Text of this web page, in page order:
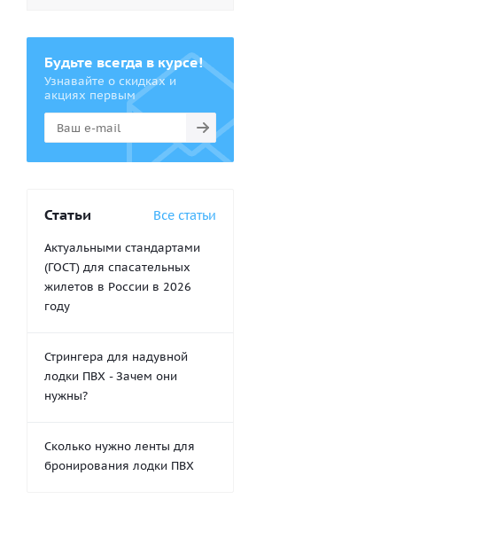
Будьте всегда в курсе!
Узнавайте о скидках и
акциях первым
Статьи Все статьи
Актуальными стандартами
(ГОСТ) для спасательных
жилетов в России в 2026
году
Стрингера для надувной
лодки ПВХ - Зачем они
нужны?
Сколько нужно ленты для
бронирования лодки ПВХ